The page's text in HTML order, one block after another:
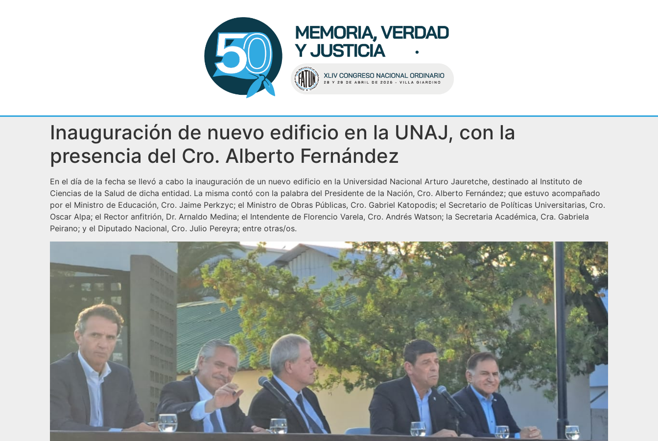
Inauguración de nuevo edificio en la UNAJ, con la
presencia del Cro. Alberto Fernández
En el día de la fecha se llevó a cabo la inauguración de un nuevo edificio en la Universidad Nacional Arturo Jauretche, destinado al Instituto de
Ciencias de la Salud de dicha entidad. La misma contó con la palabra del Presidente de la Nación, Cro. Alberto Fernández; que estuvo acompañado
por el Ministro de Educación, Cro. Jaime Perkzyc; el Ministro de Obras Públicas, Cro. Gabriel Katopodis; el Secretario de Políticas Universitarias, Cro.
Oscar Alpa; el Rector anfitrión, Dr. Arnaldo Medina; el Intendente de Florencio Varela, Cro. Andrés Watson; la Secretaria Académica, Cra. Gabriela
Peirano; y el Diputado Nacional, Cro. Julio Pereyra; entre otras/os.